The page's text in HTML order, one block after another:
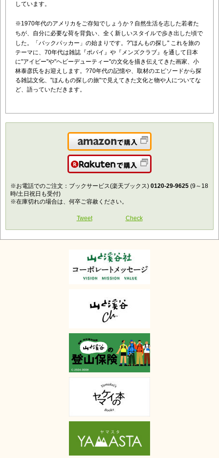
しています。
※1970年代のアメリカをご存知でしょうか？ 自然生活を志した若者た
ちが、自分に必要な荷を背負い、全く新しいスタイルで歩き出した頃で
した。「バックパッカー」の始まりです。?"ほんもの探し" これを旅の
テーマに、70年代は雑誌『ポパイ』や『メンズクラブ』を通して日本
に"アイビー"や"ヘビーデューティー"の文化を描き伝えてきた画家、小
林泰彦氏をお迎えします。?70年代の記憶や、取材のエピソードから探
る雑誌文化、"ほんもの探しの旅"で見えてきた文化と物や人についてな
ど、語っていただきます。
Amazonで購入
楽天で購入
※お電話でのご注文：ブックサービス(楽天ブックス) 0120-29-9625 (9～18
時/土日祝日も受付)
※在庫切れの場合は、何卒ご容赦ください。
Tweet Check